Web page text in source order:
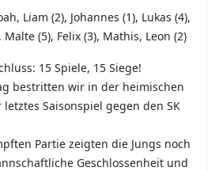
Liam (2), Johannes (1), Lukas (4),
Malte (5), Felix (3), Mathis, Leon (2)
15 Spiele, 15 Siege!
bestritten wir in der heimischen
Saisonspiel gegen den SK
Partie zeigten die Jungs noch
Geschlossenheit und